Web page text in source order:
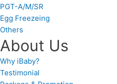
PGT-A/M/SR
Egg Freezeing
Others
About Us
Why iBaby?
Testimonial